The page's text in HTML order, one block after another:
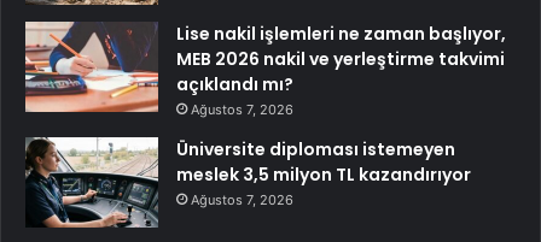
Lise nakil işlemleri ne zaman başlıyor,
MEB 2026 nakil ve yerleştirme takvimi
açıklandı mı?
Ağustos 7, 2026
Üniversite diploması istemeyen
meslek 3,5 milyon TL kazandırıyor
Ağustos 7, 2026